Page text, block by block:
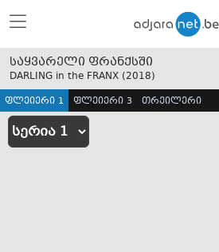
საყვარელი ფრანქსში
DARLING in the FRANX (2018)
ფლეიერი 1 ფლეიერი 3 თრეილერი